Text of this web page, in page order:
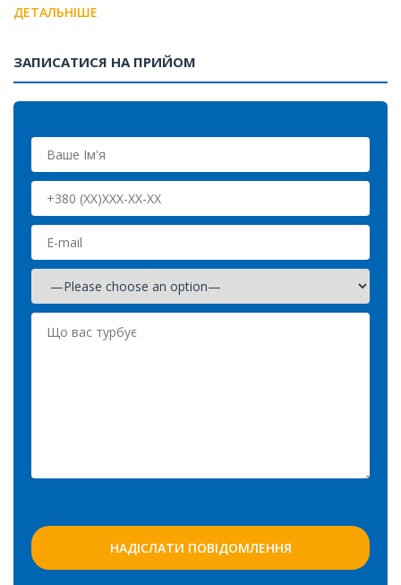
ДЕТАЛЬНІШЕ
ЗАПИСАТИСЯ НА ПРИЙОМ